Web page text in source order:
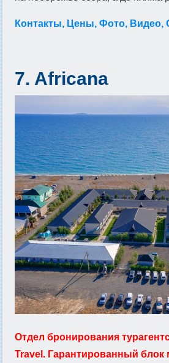
Контакты, Цены, Фото, Видео,
7. Africana
Отдел бронирования
Travel. Гарантированный блок